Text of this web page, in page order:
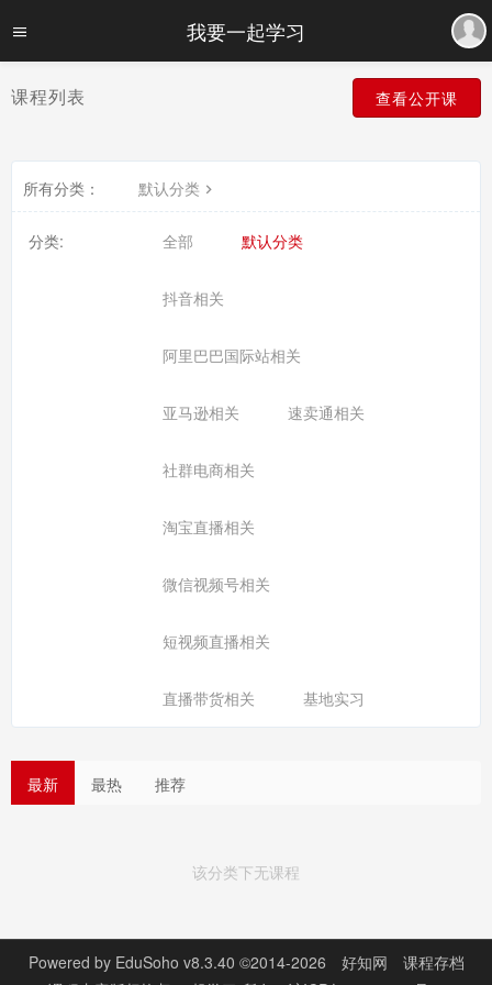
我要一起学习
课程列表 查看公开课
所有分类： 默认分类
分类: 全部 默认分类
抖音相关
阿里巴巴国际站相关
亚马逊相关 速卖通相关
社群电商相关
淘宝直播相关
微信视频号相关
短视频直播相关
直播带货相关 基地实习
最新 最热 推荐
该分类下无课程
Powered by EduSoho v8.3.40 ©2014-2026 好知网
课程存档